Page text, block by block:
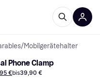
/Mobilgerätehalter
Phone Clamp
€bis39,90 €